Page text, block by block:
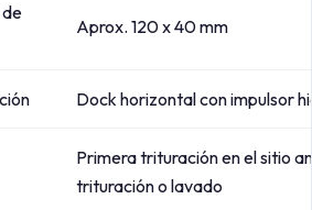
Aprox. 120 x 40 mm
Dock horizontal con impulsor
Primera trituración en el sitio
trituración o lavado